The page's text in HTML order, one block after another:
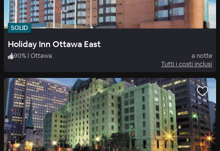
SOLID
Holiday Inn Ottawa East
90% | Ottawa
a notte
Tutti i costi inclusi